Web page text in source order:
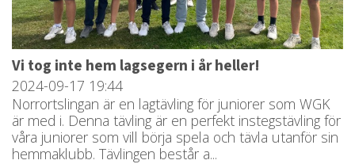
Vi tog inte hem lagsegern i år heller!
2024-09-17 19:44
Norrortslingan är en lagtävling för juniorer som WGK
är med i. Denna tävling är en perfekt instegstävling för
våra juniorer som vill börja spela och tävla utanför sin
hemmaklubb. Tävlingen består a...